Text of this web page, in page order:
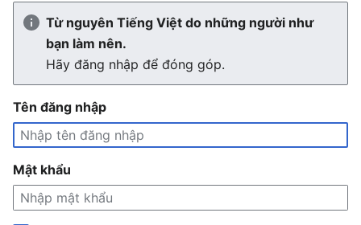
Từ nguyên Tiếng Việt do những người như
bạn làm nên.
Hãy đăng nhập để đóng góp.
Tên đăng nhập
Mật khẩu